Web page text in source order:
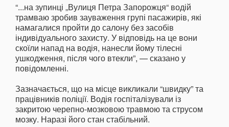
“...на зупинці „Вулиця Петра Запорожця“ водій
трамваю зробив зауваження групі пасажирів, які
намагалися пройти до салону без засобів
індивідуального захисту. У відповідь на це вони
скоїли напад на водія, нанесли йому тілесні
ушкодження, після чого втекли”, — сказано у
повідомленні.
Зазначається, що на місце викликали “швидку” та
працівників поліції. Водія госпіталізували із
закритою черепно-мозковою травмою та струсом
мозку. Наразі його стан стабільний.